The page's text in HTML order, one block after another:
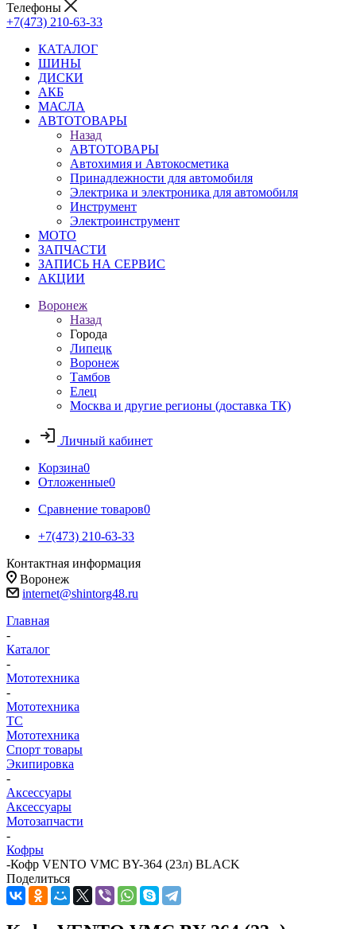
Телефоны
+7(473) 210-63-33
КАТАЛОГ
ШИНЫ
ДИСКИ
АКБ
МАСЛА
АВТОТОВАРЫ
Назад
АВТОТОВАРЫ
Автохимия и Автокосметика
Принадлежности для автомобиля
Электрика и электроника для автомобиля
Инструмент
Электроинструмент
МОТО
ЗАПЧАСТИ
ЗАПИСЬ НА СЕРВИС
АКЦИИ
Воронеж
Назад
Города
Липецк
Воронеж
Тамбов
Елец
Москва и другие регионы (доставка ТК)
Личный кабинет
Корзина0
Отложенные0
Сравнение товаров0
+7(473) 210-63-33
Контактная информация
Воронеж
internet@shintorg48.ru
Главная
-
Каталог
-
Мототехника
-
Мототехника
ТС
Мототехника
Спорт товары
Экипировка
-
Аксессуары
Аксессуары
Мотозапчасти
-
Кофры
-Кофр VENTO VMC BY-364 (23л) BLACK
Поделиться